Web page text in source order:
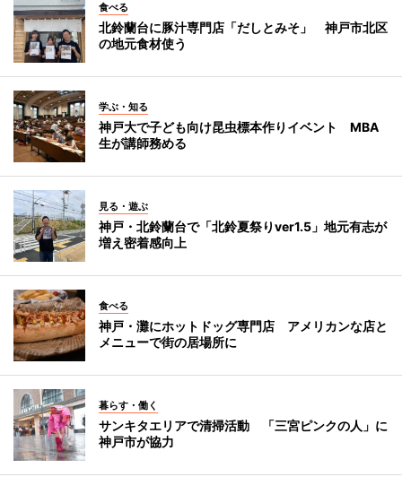
食べる
北鈴蘭台に豚汁専門店「だしとみそ」 神戸市北区
の地元食材使う
学ぶ・知る
神戸大で子ども向け昆虫標本作りイベント MBA
生が講師務める
見る・遊ぶ
神戸・北鈴蘭台で「北鈴夏祭りver1.5」地元有志が
増え密着感向上
食べる
神戸・灘にホットドッグ専門店 アメリカンな店と
メニューで街の居場所に
暮らす・働く
サンキタエリアで清掃活動 「三宮ピンクの人」に
神戸市が協力